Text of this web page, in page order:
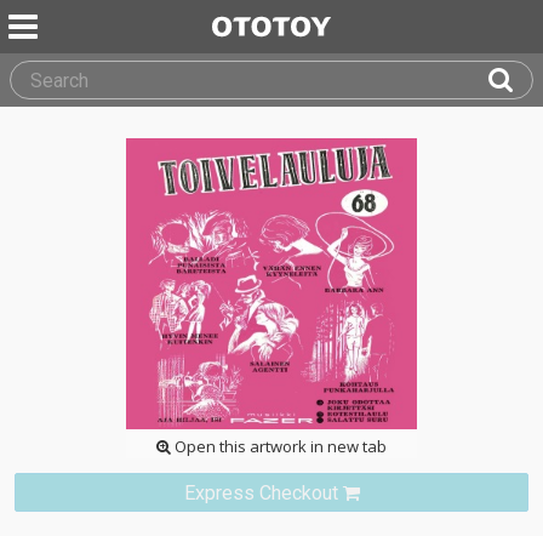
Open this artwork in new tab
Express Checkout